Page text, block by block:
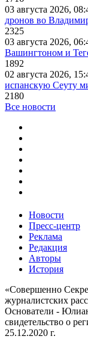
03 августа 2026,
дронов во
2325
03 августа 2026,
Вашингтоном и
1892
02 августа 2026,
испанскую Сеуту
2180
Все новости
Новости
Пресс-центр
Реклама
Редакция
Авторы
История
«Совершенно
журналистских
Основатели -
свидетельство о
25.12.2020 г.